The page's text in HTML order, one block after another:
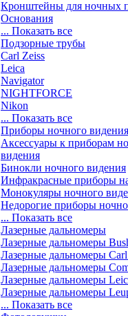
Кронштейны для ночных
Основания
... Показать все
Подзорные трубы
Carl Zeiss
Leica
Navigator
NIGHTFORCE
Nikon
... Показать все
Приборы ночного видения
Аксессуары к приборам
видения
Бинокли ночного видения
Инфракрасные приборы
Монокуляры ночного
Недорогие приборы
... Показать все
Лазерные дальномеры
Лазерные дальномеры
Лазерные дальномеры
Лазерные дальномеры
Лазерные дальномеры
Лазерные дальномеры
... Показать все